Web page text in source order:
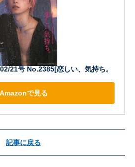
21号 No.2385[恋しい、気持ち。
Amazonで見る
記事に戻る